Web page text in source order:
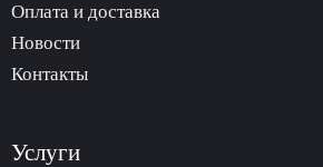
Оплата и доставка
Новости
Контакты
Услуги